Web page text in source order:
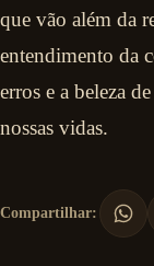
que vão além da
entendimento da
erros e a beleza
nossas vidas.
Compartilhar: